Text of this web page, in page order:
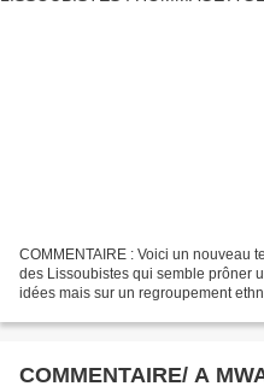
COMMENTAIRE : Voici un nouveau
des Lissoubistes qui semble prôner
idées mais sur un regroupement
COMMENTAIRE/ A